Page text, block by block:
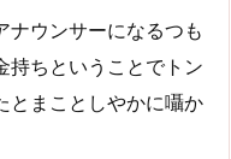
ナウンサーになるつも
持ちということでトン
とまことしやかに囁か